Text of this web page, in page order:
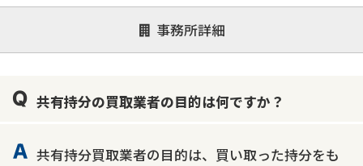
事務所詳細
対応が親身 オンライン面談可能
レスポンスが早い
1億円以上の買取可
共有持分の買取業者の目的は何ですか？
共有持分買取業者の目的は、買い取った持分をも